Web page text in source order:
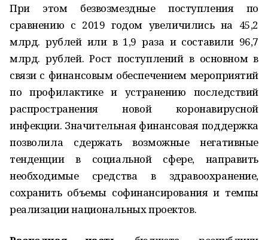
При этом безвозмездные поступления по
сравнению с 2019 годом увеличились на 45,2
млрд. рублей или в 1,9 раза и составили 96,7
млрд. рублей. Рост поступлений в основном в
связи с финансовым обеспечением мероприятий
по профилактике и устранению последствий
распространения новой коронавирусной
инфекции. Значительная финансовая поддержка
позволила сдержать возможные негативные
тенденции в социальной сфере, направить
необходимые средства в здравоохранение,
сохранить объемы софинансирования и темпы
реализации национальных проектов.